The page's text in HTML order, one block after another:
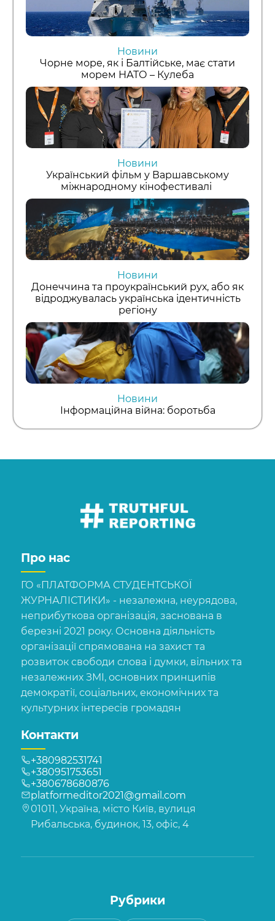
Новини
Чорне море, як і Балтійське, має стати
морем НАТО – Кулеба
Новини
Український фільм у Варшавському
міжнародному кінофестивалі
Новини
Донеччина та проукраїнський рух, або як
відроджувалась українська ідентичність
регіону
Новини
Інформаційна війна: боротьба
Про нас
ГО «ПЛАТФОРМА СТУДЕНТСЬКОЇ
ЖУРНАЛІСТИКИ» - незалежна, неурядова,
неприбуткова організація, заснована в
березні 2021 року. Основна діяльність
організації спрямована на захист та
розвиток свободи слова і думки, вільних та
незалежних ЗМІ, основних принципів
демократії, соціальних, економічних та
культурних інтересів громадян
Контакти
+380982531741
+380951753651
+380678680876
platformeditor2021@gmail.com
01011, Україна, місто Київ, вулиця
Рибальська, будинок, 13, офіс, 4
Рубрики